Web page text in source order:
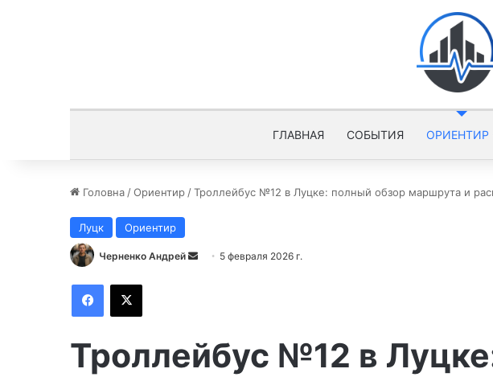
ГЛАВНАЯ СОБЫТИЯ ОРИЕНТИР
Головна /Ориентир /Троллейбус №12 в Луцке: полный обзор маршрута и
Луцк Ориентир
Черненко Андрей
в
5 февраля 2026 г.
Троллейбус №12 в